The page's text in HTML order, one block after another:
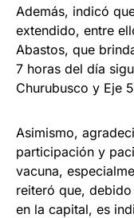
Además, indicó
extendido, entre
Abastos, que
7 horas del día
Churubusco y Eje
Asimismo,
participación y
vacuna,
reiteró que,
en la capital, es